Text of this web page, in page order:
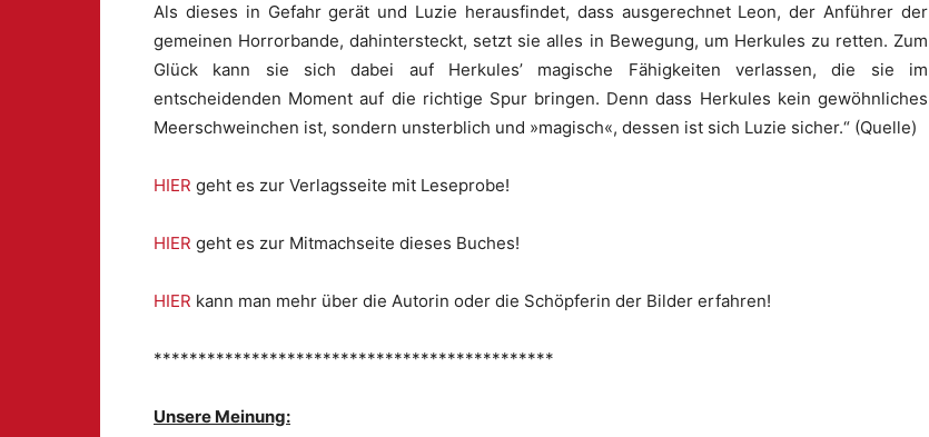
Als dieses in Gefahr gerät und Luzie herausfindet, dass ausgerechnet Leon, der Anführer der
gemeinen Horrorbande, dahintersteckt, setzt sie alles in Bewegung, um Herkules zu retten. Zum
Glück kann sie sich dabei auf Herkules’ magische Fähigkeiten verlassen, die sie im
entscheidenden Moment auf die richtige Spur bringen. Denn dass Herkules kein gewöhnliches
Meerschweinchen ist, sondern unsterblich und »magisch«, dessen ist sich Luzie sicher.“ (Quelle)
HIER geht es zur Verlagsseite mit Leseprobe!
HIER geht es zur Mitmachseite dieses Buches!
HIER kann man mehr über die Autorin oder die Schöpferin der Bilder erfahren!
*********************************************
Unsere Meinung: